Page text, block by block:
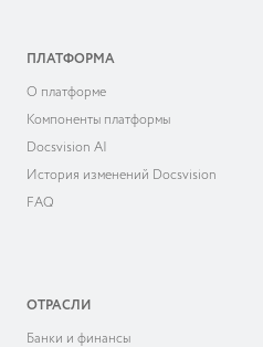
ПЛАТФОРМА
О платформе
Компоненты платформы
Docsvision AI
История изменений Docsvision
FAQ
ОТРАСЛИ
Банки и финансы